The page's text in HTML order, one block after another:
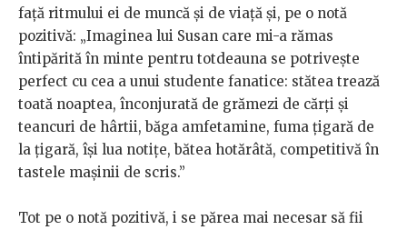
față ritmului ei de muncă și de viață și, pe o notă
pozitivă: „Imaginea lui Susan care mi-a rămas
întipărită în minte pentru totdeauna se potrivește
perfect cu cea a unui studente fanatice: stătea trează
toată noaptea, înconjurată de grămezi de cărți și
teancuri de hârtii, băga amfetamine, fuma țigară de
la țigară, își lua notițe, bătea hotărâtă, competitivă în
tastele mașinii de scris.”
Tot pe o notă pozitivă, i se părea mai necesar să fii